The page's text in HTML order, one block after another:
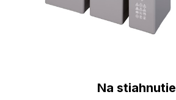
Na stiahnutie